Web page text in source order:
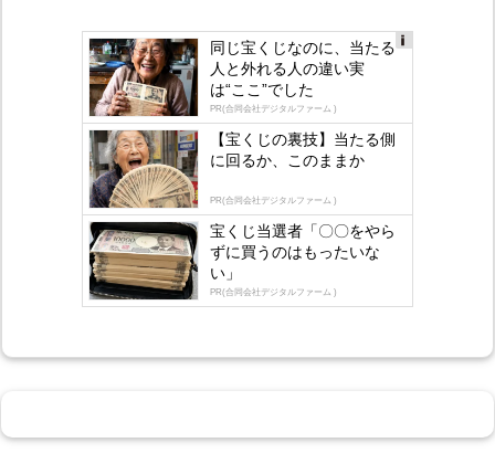
gly
同じ宝くじなのに、当たる
人と外れる人の違い実
は“ここ”でした
PR(合同会社デジタルファーム )
【宝くじの裏技】当たる側
に回るか、このままか
PR(合同会社デジタルファーム )
宝くじ当選者「〇〇をやら
ずに買うのはもったいな
い」
PR(合同会社デジタルファーム )